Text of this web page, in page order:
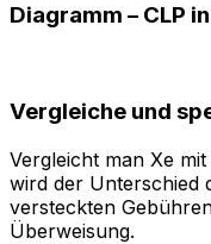
Diagramm – CLP
Vergleiche und
Vergleicht man Xe
wird der Unterschied
versteckten
Überweisung.